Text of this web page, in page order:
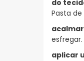
do
Pasta
aplicar